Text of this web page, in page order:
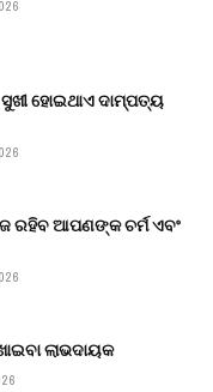
ହୋଇଥାଏ ଦାମ୍ପତ୍ୟ
ରହିବ ଆପଣଙ୍କ ଚର୍ମ ଏବଂ
ଲାଭଦାୟକ